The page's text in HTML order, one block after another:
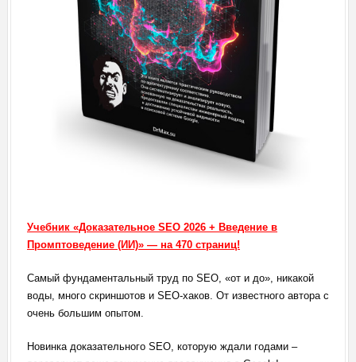
Учебник «Доказательное SEO 2026 + Введение в
Промптоведение (ИИ)» — на 470 страниц!
Самый фундаментальный труд по SEO, «от и до», никакой
воды, много скриншотов и SEO-хаков. От известного автора с
очень большим опытом.
Новинка доказательного SEO, которую ждали годами –